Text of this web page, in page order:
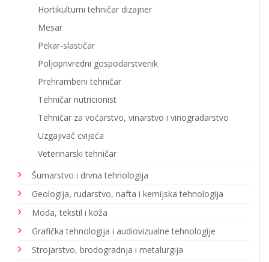
Hortikulturni tehničar dizajner
Mesar
Pekar-slastičar
Poljoprivredni gospodarstvenik
Prehrambeni tehničar
Tehničar nutricionist
Tehničar za voćarstvo, vinarstvo i vinogradarstvo
Uzgajivač cvijeća
Veterinarski tehničar
Šumarstvo i drvna tehnologija
Geologija, rudarstvo, nafta i kemijska tehnologija
Moda, tekstil i koža
Grafička tehnologija i audiovizualne tehnologije
Strojarstvo, brodogradnja i metalurgija